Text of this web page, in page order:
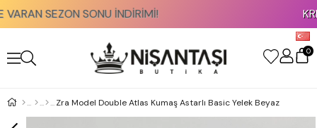
SEZON SONU İNDİRİMİ! KREDİ
0
Zra Model Double Atlas Kumaş Astarlı Basic Yelek Beyaz